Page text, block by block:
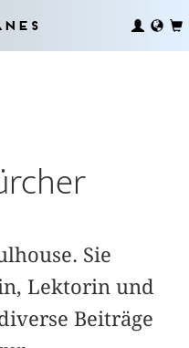
Sie
Lektorin und
Beiträge